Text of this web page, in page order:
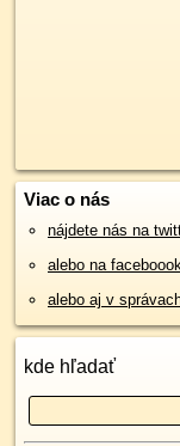
Viac o nás
nájdete nás na
alebo na
alebo aj v
kde hľadať